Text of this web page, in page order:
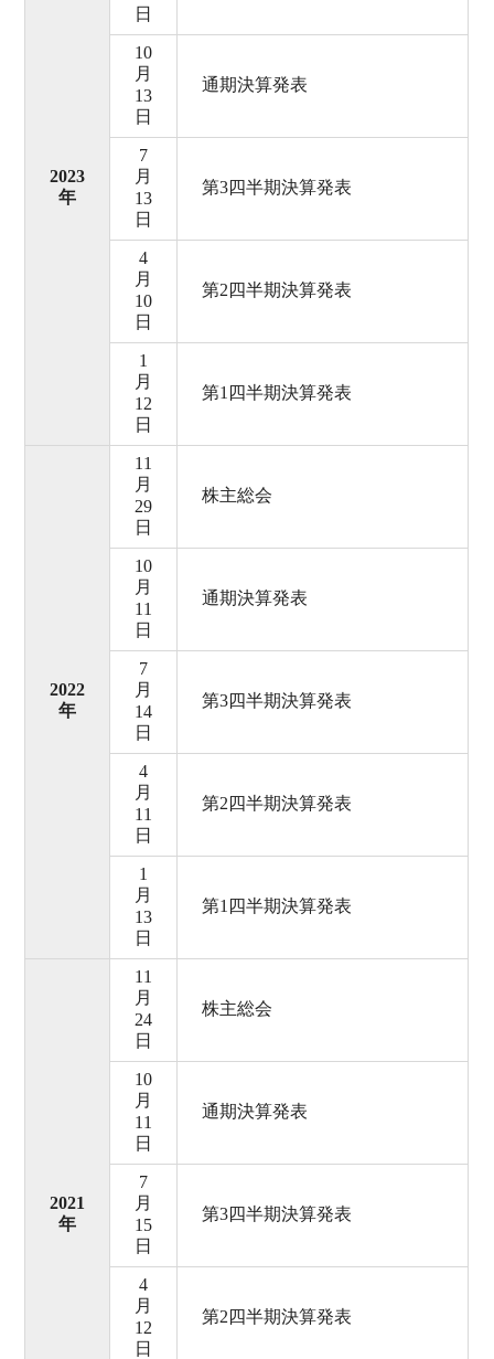
2023
年
日
10
月
13
日
通期決算発表
7
月
13
日
第3四半期決算発表
4
月
10
日
第2四半期決算発表
1
月
12
日
第1四半期決算発表
2022
年
11
月
29
日
株主総会
10
月
11
日
通期決算発表
7
月
14
日
第3四半期決算発表
4
月
11
日
第2四半期決算発表
1
月
13
日
第1四半期決算発表
2021
年
11
月
24
日
株主総会
10
月
11
日
通期決算発表
7
月
15
日
第3四半期決算発表
4
月
12
日
第2四半期決算発表